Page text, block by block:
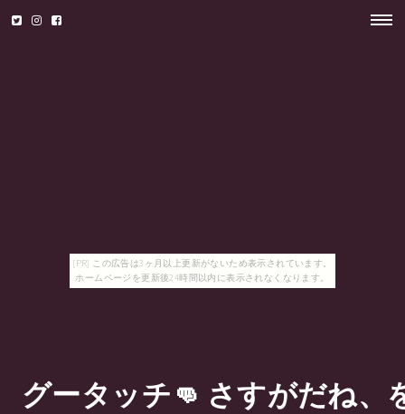
[PR] この広告は3ヶ月以上更新がないため表示されています。
ホームページを更新後24時間以内に表示されなくなります。
グータッチ👊 さすがだね、